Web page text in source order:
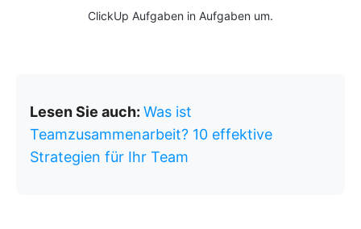
ClickUp Aufgaben in Aufgaben um.
Lesen Sie auch: Was ist
Teamzusammenarbeit? 10 effektive
Strategien für Ihr Team